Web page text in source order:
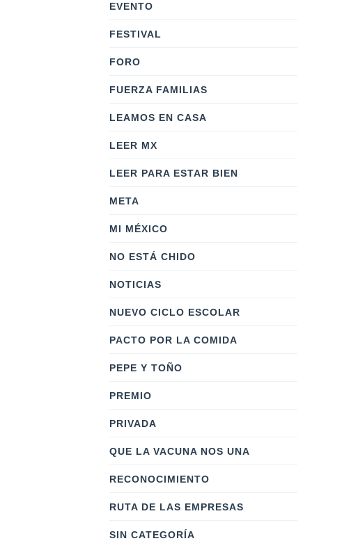
EVENTO
FESTIVAL
FORO
FUERZA FAMILIAS
LEAMOS EN CASA
LEER MX
LEER PARA ESTAR BIEN
META
MI MÉXICO
NO ESTÁ CHIDO
NOTICIAS
NUEVO CICLO ESCOLAR
PACTO POR LA COMIDA
PEPE Y TOÑO
PREMIO
PRIVADA
QUE LA VACUNA NOS UNA
RECONOCIMIENTO
RUTA DE LAS EMPRESAS
SIN CATEGORÍA